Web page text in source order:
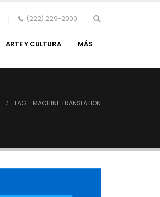
(222) 229-2000
ARTE Y CULTURA MÁS
TAG - MACHINE TRANSLATION